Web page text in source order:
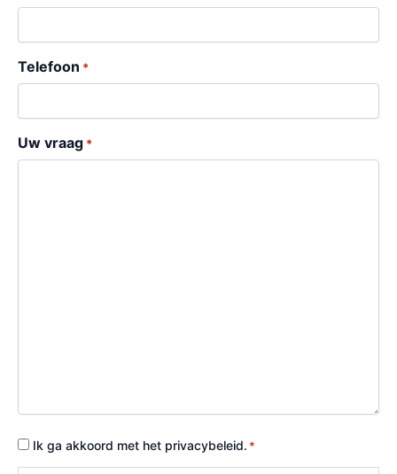
Telefoon *
Uw vraag *
Toestemming
Ik ga akkoord met het privacybeleid. *